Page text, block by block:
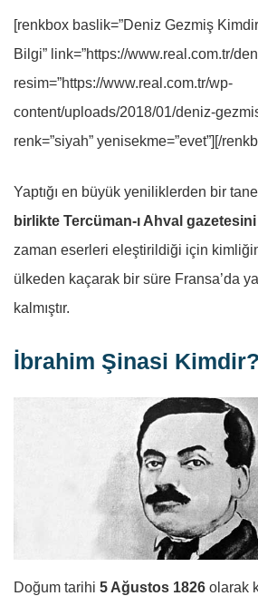
[renkbox baslik=”Deniz Gezmiş
Bilgi” link=”https://www.real.com.tr/
resim=”https://www.real.com.tr/wp-
content/uploads/2018/01/deniz-
renk=”siyah” yenisekme=”evet”][/
Yaptığı en büyük yeniliklerden bir
birlikte Tercüman-ı Ahval gazetesini
zaman eserleri eleştirildiği için
ülkeden kaçarak bir süre Fransa’da
kalmıştır.
İbrahim Şinasi Kimdir?
Doğum tarihi 5 Ağustos 1826 olarak